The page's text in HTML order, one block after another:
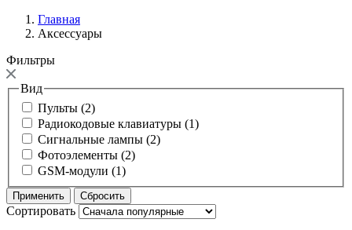
Главная
Аксессуары
Фильтры
Вид
Пульты (2)
Радиокодовые клавиатуры (1)
Сигнальные лампы (2)
Фотоэлементы (2)
GSM-модули (1)
Сортировать